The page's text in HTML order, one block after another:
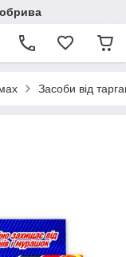
Засоби від